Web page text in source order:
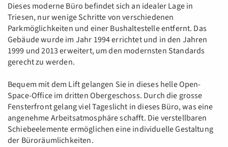
Dieses moderne Büro befindet sich an idealer Lage in
Triesen, nur wenige Schritte von verschiedenen
Parkmöglichkeiten und einer Bushaltestelle entfernt. Das
Gebäude wurde im Jahr 1994 errichtet und in den Jahren
1999 und 2013 erweitert, um den modernsten Standards
gerecht zu werden.
Bequem mit dem Lift gelangen Sie in dieses helle Open-
Space-Office im dritten Obergeschoss. Durch die grosse
Fensterfront gelang viel Tageslicht in dieses Büro, was eine
angenehme Arbeitsatmosphäre schafft. Die verstellbaren
Schiebeelemente ermöglichen eine individuelle Gestaltung
der Büroräumlichkeiten.